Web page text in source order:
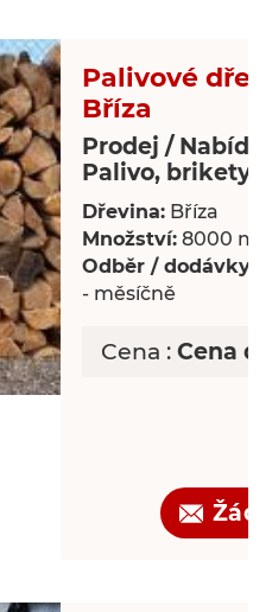
Palivové
Bříza
Prodej /
Palivo, brikety
Dřevina: Bříza
Množství: 8000 m³
Odběr / dodávky:
- měsíčně
Cena : Cena